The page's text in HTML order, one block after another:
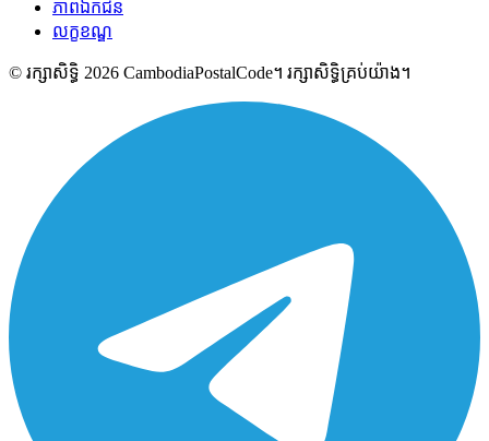
ភាពឯកជន
លក្ខខណ្ឌ
© រក្សាសិទ្ធិ 2026 CambodiaPostalCode។ រក្សាសិទ្ធិគ្រប់យ៉ាង។